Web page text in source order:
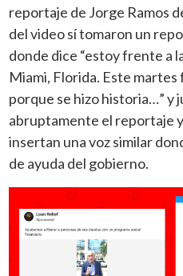
reportaje de Jorge Ramos
del video sí tomaron un
donde dice “estoy frente a
Miami, Florida. Este
porque se hizo historia…” y
abruptamente el reportaje y
insertan una voz similar
de ayuda del gobierno.